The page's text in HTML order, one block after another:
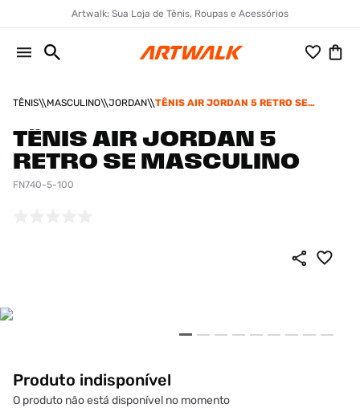
Artwalk: Sua Loja de Tênis, Roupas e Acessórios
TÊNIS MASCULINO JORDAN
TÊNIS AIR JORDAN 5 RETRO SE
TÊNIS AIR JORDAN 5
RETRO SE MASCULINO
FN740-5-100
Produto indisponível
O produto não está disponível no momento